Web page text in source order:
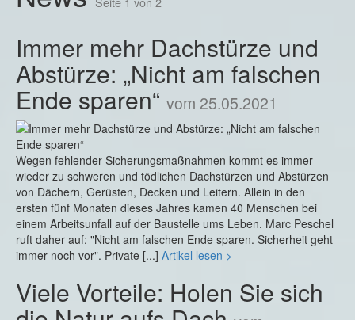
Immer mehr Dachstürze und
Abstürze: „Nicht am falschen
Ende sparen“ vom 25.05.2021
Wegen fehlender Sicherungsmaßnahmen kommt es immer
wieder zu schweren und tödlichen Dachstürzen und Abstürzen
von Dächern, Gerüsten, Decken und Leitern. Allein in den
ersten fünf Monaten dieses Jahres kamen 40 Menschen bei
einem Arbeitsunfall auf der Baustelle ums Leben. Marc Peschel
ruft daher auf: "Nicht am falschen Ende sparen. Sicherheit geht
immer noch vor". Private [...] Artikel lesen >
Viele Vorteile: Holen Sie sich